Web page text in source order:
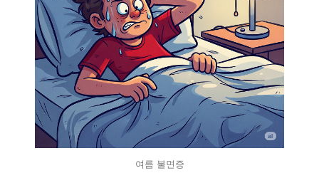
여름 불면증